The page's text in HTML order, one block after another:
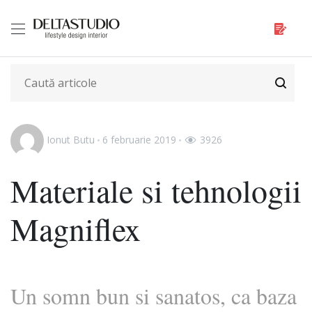
Ionut Butu 6 februarie 2019 3926
Materiale si tehnologii
Magniflex
Un somn bun si sanatos, ca baza